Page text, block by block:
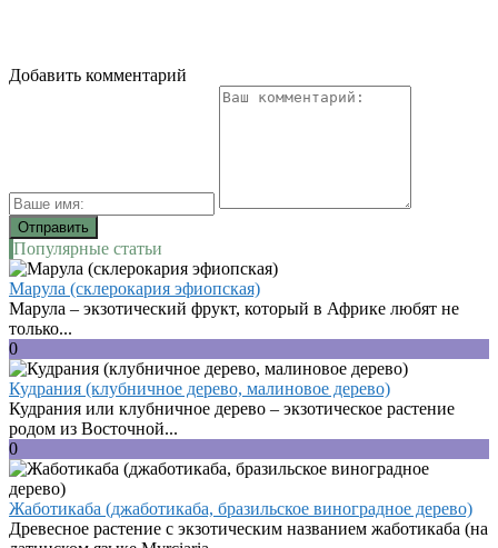
Добавить комментарий
Популярные статьи
Марула (склерокария эфиопская)
Марула – экзотический фрукт, который в Африке любят не
только...
0
Кудрания (клубничное дерево, малиновое дерево)
Кудрания или клубничное дерево – экзотическое растение
родом из Восточной...
0
Жаботикаба (джаботикаба, бразильское виноградное дерево)
Древесное растение с экзотическим названием жаботикаба (на